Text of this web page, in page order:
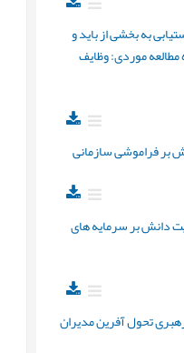
به بخشی از باید و
موردی: وظایف
فراموشی سازمانی
دانش بر سرمایه های
تحول آفرین مدیران